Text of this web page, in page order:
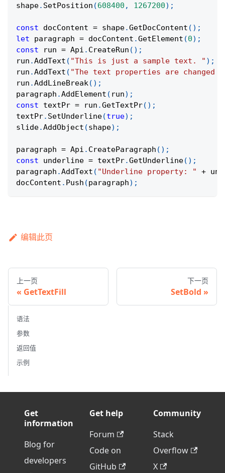
shape. SetPosition (608400 , 1267200) ;
const docContent = shape.GetDocContent ( ) ;
let paragraph = docContent .GetElement (0) ;
const run = Api . CreateRun ( ) ;
run .AddText ( "This is just a sample text. " ) ;
run .AddText ( "The text properties are changed
run .AddLineBreak( ) ;
paragraph .AddElement ( run) ;
const textPr = run .GetTextPr( ) ;
textPr. SetUnderline(true) ;
slide.AddObject (shape) ;
paragraph = Api . CreateParagraph ( ) ;
const underline = textPr.GetUnderline( ) ;
paragraph .AddText ( "Underline property: " +
docContent . Push (paragraph) ;
编辑此页
上一页
GetTextFill
下一页
SetBold
语法
参数
返回值
示例
Get
information
Blog for
developers
Get help
Forum
Code on
GitHub
Community
Stack
Overflow
X